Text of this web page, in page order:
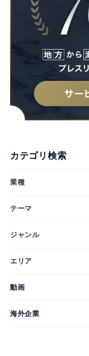
カテゴリ検索
業種
テーマ
ジャンル
エリア
動画
海外企業